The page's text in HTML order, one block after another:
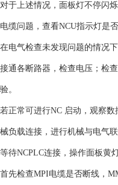
对于上述情况，面板灯不停闪
电缆问题，查看NCU指示灯是
在电气检查未发现问题的情况
接通各断路器，检查电压；检
验。
若正常可进行NC 启动，观察
械负载连接，进行机械与电气联
等待NCPLC连接，操作面板黄
首先检查MPI电缆是否断线，